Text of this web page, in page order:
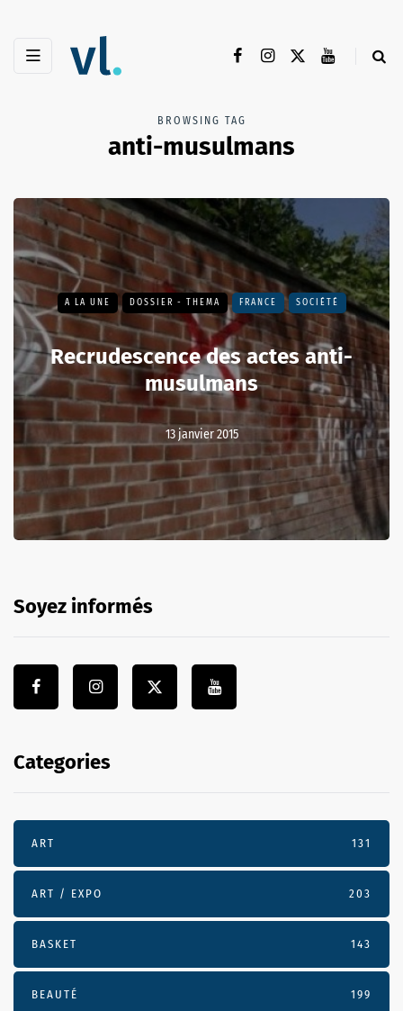
BROWSING TAG
anti-musulmans
A LA UNE DOSSIER - THEMA FRANCE SOCIÉTÉ
Recrudescence des actes anti-
musulmans
13 janvier 2015
Soyez informés
Categories
ART 131
ART / EXPO 203
BASKET 143
BEAUTÉ 199